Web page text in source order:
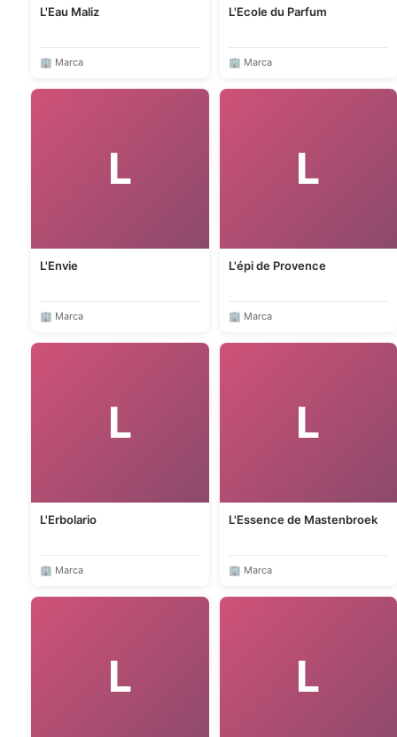
L'Eau Maliz
🏢 Marca
L'Ecole du Parfum
🏢 Marca
L
L'Envie
🏢 Marca
L
L'épi de Provence
🏢 Marca
L
L'Erbolario
🏢 Marca
L
L'Essence de Mastenbroek
🏢 Marca
L L